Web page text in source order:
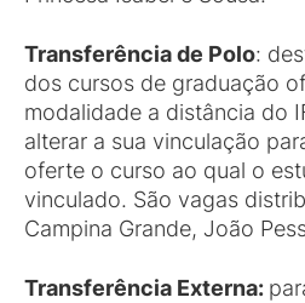
Transferência de Polo:
dos cursos de graduação
modalidade a distância do
alterar a sua vinculação
oferte o curso ao qual o
vinculado. São vagas
Campina Grande, João
Transferência Externa: